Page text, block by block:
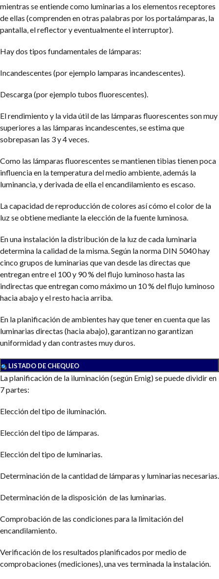
mientras se entiende como luminarias a los elementos receptores
de ellas (comprenden en otras palabras por los portalámparas, la
pantalla, el reflector y eventualmente el interruptor).
Hay dos tipos fundamentales de lámparas:
Incandescentes (por ejemplo lamparas incandescentes).
Descarga (por ejemplo tubos fluorescentes).
El rendimiento y la vida útil de las lámparas fluorescentes son muy
superiores a las lámparas incandescentes, se estima que
sobrepasan las 3 y 4 veces.
Como las lámparas fluorescentes se mantienen tibias tienen poca
influencia en la temperatura del medio ambiente, además la
luminancia, y derivada de ella el encandilamiento es escaso.
La capacidad de reproducción de colores así cómo el color de la
luz se obtiene mediante la elección de la fuente luminosa.
En una instalación la distribución de la luz de cada luminaria
determina la calidad de la misma. Según la norma DIN 5040 hay
cinco grupos de luminarias que van desde las directas que
entregan entre el 100 y 90 % del flujo luminoso hasta las
indirectas que entregan como máximo un 10 % del flujo luminoso
hacia abajo y el resto hacia arriba.
En la planificación de ambientes hay que tener en cuenta que las
luminarias directas (hacia abajo), garantizan no garantizan
uniformidad y dan contrastes muy duros.
LISTADO DE CHEQUEO
La planificación de la iluminación (según Emig) se puede dividir en
7 partes:
Elección del tipo de iluminación.
Elección del tipo de lámparas.
Elección del tipo de luminarias.
Determinación de la cantidad de lámparas y luminarias necesarias.
Determinación de la disposición de las luminarias.
Comprobación de las condiciones para la limitación del
encandilamiento.
Verificación de los resultados planificados por medio de
comprobaciones (mediciones), una ves terminada la instalación.